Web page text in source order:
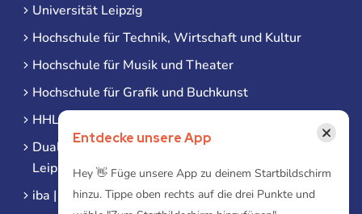
Universität Leipzig
Hochschule für Technik, Wirtschaft und Kultur
Hochschule für Musik und Theater
Hochschule für Grafik und Buchkunst
HHL Leipzig
Duale Hochschule Sachsen (DHSN) am Standort
Leipzig
iba | Campus Leipzig
Entdecke unsere App ×
Hey 👋 Füge unsere App zu deinem Startbildschirm
hinzu. Tippe oben rechts auf die drei Punkte und